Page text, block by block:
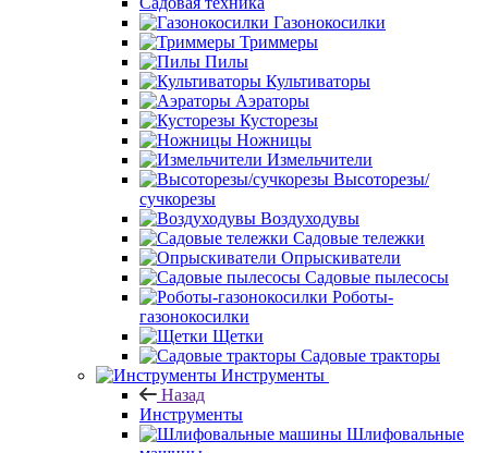
Газонокосилки
Триммеры
Пилы
Культиваторы
Аэраторы
Кусторезы
Ножницы
Измельчители
Высоторезы/
сучкорезы
Воздуходувы
Садовые тележки
Опрыскиватели
Садовые пылесосы
Роботы-
газонокосилки
Щетки
Садовые тракторы
Инструменты
Назад
Инструменты
Шлифовальные